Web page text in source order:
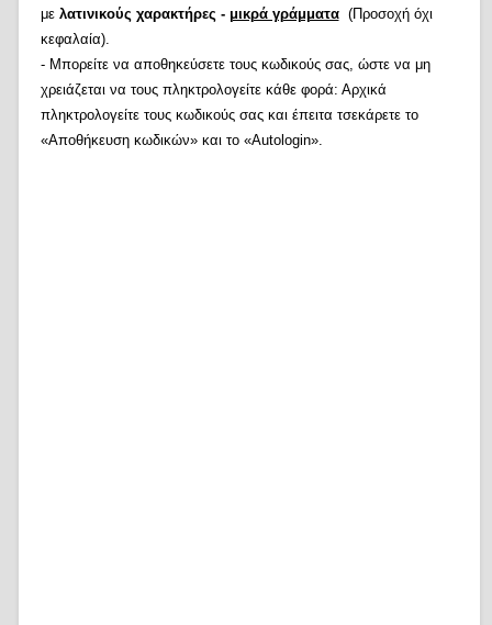
με λατινικούς χαρακτήρες - μικρά γράμματα(Προσοχή όχι
κεφαλαία).
- Μπορείτε να αποθηκεύσετε τους κωδικούς σας, ώστε να μη
χρειάζεται να τους πληκτρολογείτε κάθε φορά: Αρχικά
πληκτρολογείτε τους κωδικούς σας και έπειτα τσεκάρετε το
«Αποθήκευση κωδικών» και το «Autologin».